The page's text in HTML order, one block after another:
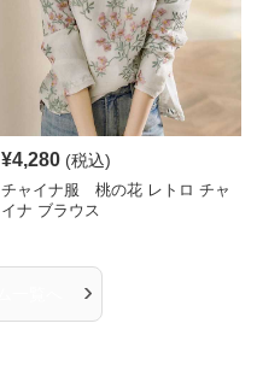
¥4,280 (税込)
チャイナ服 桃の花 レトロ チャ
イナ ブラウス
›